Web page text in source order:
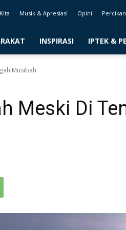
Musik & Apresiasi Opini
INSPIRASI IPTEK &
Musibah
Meski Di